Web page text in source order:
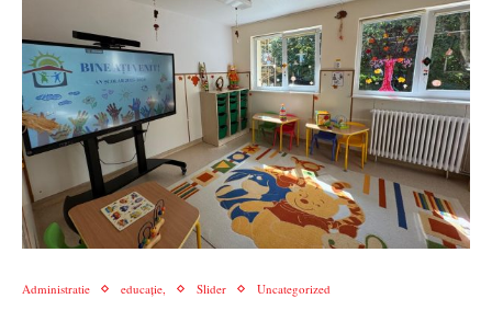
Administratie educație, Slider Uncategorized